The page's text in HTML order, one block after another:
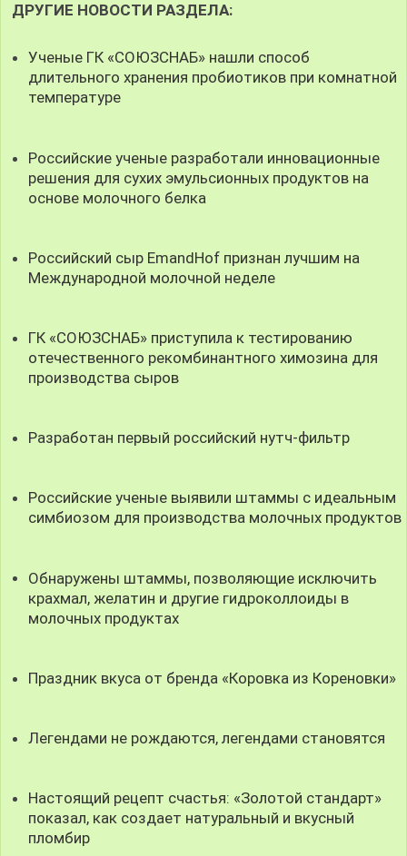
ДРУГИЕ НОВОСТИ РАЗДЕЛА:
Ученые ГК «СОЮЗСНАБ» нашли способ
длительного хранения пробиотиков при комнатной
температуре
Российские ученые разработали инновационные
решения для сухих эмульсионных продуктов на
основе молочного белка
Российский сыр EmandHof признан лучшим на
Международной молочной неделе
ГК «СОЮЗСНАБ» приступила к тестированию
отечественного рекомбинантного химозина для
производства сыров
Разработан первый российский нутч-фильтр
Российские ученые выявили штаммы с идеальным
симбиозом для производства молочных продуктов
Обнаружены штаммы, позволяющие исключить
крахмал, желатин и другие гидроколлоиды в
молочных продуктах
Праздник вкуса от бренда «Коровка из Кореновки»
Легендами не рождаются, легендами становятся
Настоящий рецепт счастья: «Золотой стандарт»
показал, как создает натуральный и вкусный
пломбир